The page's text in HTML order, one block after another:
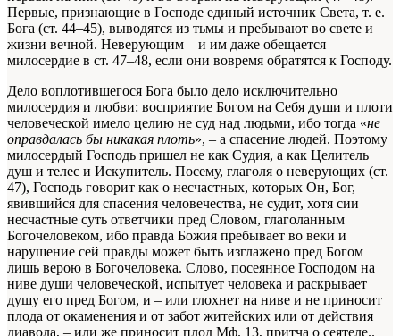
Первые, признающие в Господе единый источник Света, т. е.
Бога (ст. 44–45), выводятся из тьмы и пребывают во свете и
жизни вечной. Неверующим – и им даже обещается
милосердие в ст. 47–48, если они вовремя обратятся к Господу.
Дело воплотившегося Бога было дело исключительно
милосердия и любви: восприятие Богом на Себя души и плоти
человеческой имело целию не суд над людьми, ибо тогда «не
оправдалась бы никакая плоть», – а спасение людей. Поэтому
милосердый Господь пришел не как Судия, а как Целитель
душ и телес и Искупитель. Посему, глаголя о неверующих (ст.
47), Господь говорит как о несчастных, которых Он, Бог,
явившийся для спасения человечества, не судит, хотя сии
несчастные суть ответчики пред Словом, глаголанным
Богочеловеком, ибо правда Божия пребывает во веки и
нарушение сей правды может быть изглажено пред Богом
лишь верою в Богочеловека. Слово, посеянное Господом на
ниве души человеческой, испытует человека и раскрывает
душу его пред Богом, и – или глохнет на ниве и не приносит
плода от окаменения и от забот житейских или от действия
диавола, – или же приносит плод Мф. 13, притча о сеятеле..